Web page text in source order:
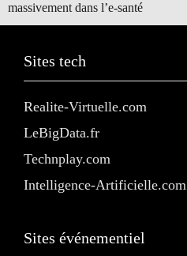
massivement dans l’e-santé
Sites tech
Realite-Virtuelle.com
LeBigData.fr
Technplay.com
Intelligence-Artificielle.com
Sites événementiel